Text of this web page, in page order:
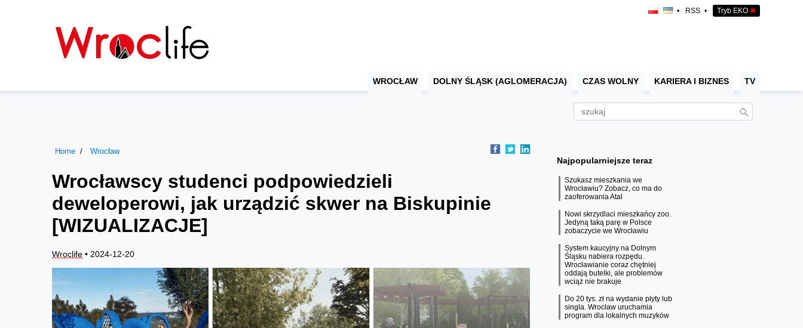
• RSS • Tryb EKO ✖
WROCŁAW DOLNY ŚLĄSK (AGLOMERACJA) CZAS WOLNY KARIERA I BIZNES TV
Home Wrocław
Wrocławscy studenci podpowiedzieli
deweloperowi, jak urządzić skwer na Biskupinie
[WIZUALIZACJE]
Wroclife • 2024-12-20
Najpopularniejsze teraz
Szukasz mieszkania we
Wrocławiu? Zobacz, co ma do
zaoferowania Atal
Nowi skrzydlaci mieszkańcy zoo.
Jedyną taką parę w Polsce
zobaczycie we Wrocławiu
System kaucyjny na Dolnym
Śląsku nabiera rozpędu.
Wrocławianie coraz chętniej
oddają butelki, ale problemów
wciąż nie brakuje
Do 20 tys. zł na wydanie płyty lub
singla. Wrocław uruchamia
program dla lokalnych muzyków